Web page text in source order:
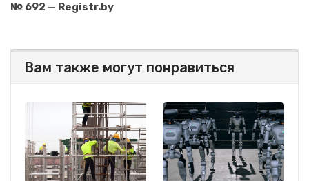
№ 692 — Registr.by
Вам также могут понравиться